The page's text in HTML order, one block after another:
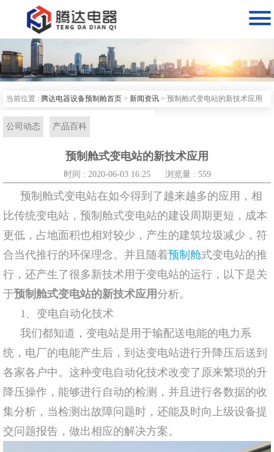

当前位置 : 腾达电器设备预制舱首页 > 新闻资讯 > 预制舱式变电站的新技术应用
公司动态 产品百科
预制舱式变电站的新技术应用
时间 : 2020-06-03 16:25 浏览量 : 559
预制舱式变电站在如今得到了越来越多的应用，相
比传统变电站，预制舱式变电站的建设周期更短，成本
更低，占地面积也相对较少，产生的建筑垃圾减少，符
合当代推行的环保理念。并且随着预制舱式变电站的推
行，还产生了很多新技术用于变电站的运行，以下是关
于预制舱式变电站的新技术应用分析。
1、变电自动化技术
我们都知道，变电站是用于输配送电能的电力系
统，电厂的电能产生后，到达变电站进行升降压后送到
各家各户中。这种变电自动化技术改变了原来繁琐的升
降压操作，能够进行自动的检测，并且进行各数据的收
集分析，当检测出故障问题时，还能及时向上级设备提
交问题报告，做出相应的解决方案。